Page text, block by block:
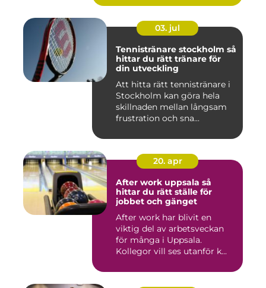
03. jul
Tennistränare stockholm så
hittar du rätt tränare för
din utveckling
Att hitta rätt tennistränare i
Stockholm kan göra hela
skillnaden mellan långsam
frustration och sna...
20. apr
After work uppsala så
hittar du rätt ställe för
jobbet och gänget
After work har blivit en
viktig del av arbetsveckan
för många i Uppsala.
Kollegor vill ses utanför k...